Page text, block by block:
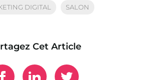
DIGITAL SALON
Cet Article